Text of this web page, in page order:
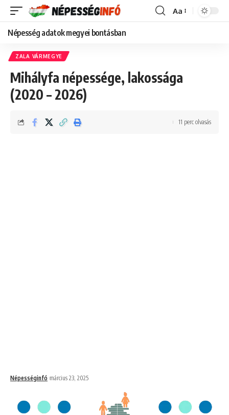
Font
Aa
Népesség adatok megyei bontásban
ZALA VÁRMEGYE
Mihályfa népessége, lakossága
(2020 – 2026)
Népességinfó március 23, 2025
11 perc olvasás